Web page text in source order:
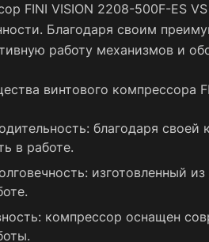
FINI VISION 2208-500F-ES
Благодаря своим
работу механизмов и
винтового компрессора
благодаря
в работе.
изготовленный
компрессор оснащен